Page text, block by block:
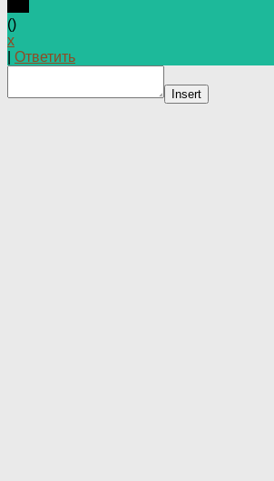
()
x
Ответить
Insert